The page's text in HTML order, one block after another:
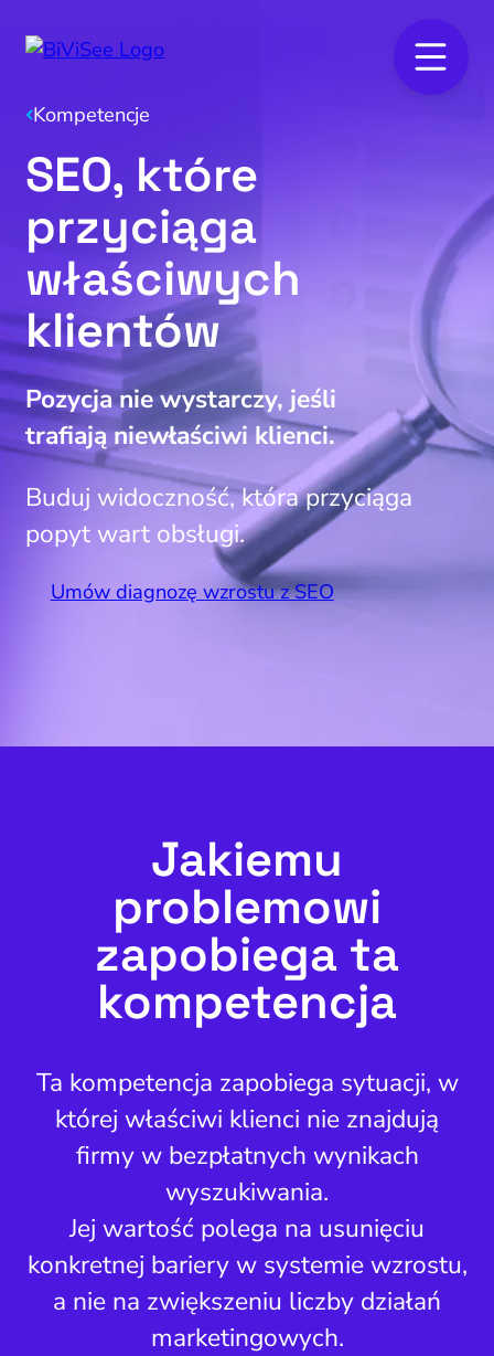
Kompetencje
SEO, które
przyciąga
właściwych
klientów
Pozycja nie wystarczy, jeśli
trafiają niewłaściwi klienci.
Buduj widoczność, która przyciąga
popyt wart obsługi.
Umów diagnozę wzrostu z SEO
Jakiemu
problemowi
zapobiega ta
kompetencja
Ta kompetencja zapobiega sytuacji, w
której właściwi klienci nie znajdują
firmy w bezpłatnych wynikach
wyszukiwania.
Jej wartość polega na usunięciu
konkretnej bariery w systemie wzrostu,
a nie na zwiększeniu liczby działań
marketingowych.